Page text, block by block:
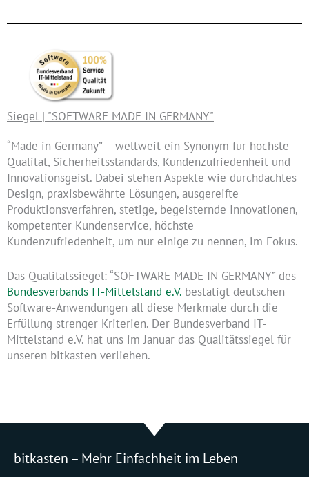
Siegel | "SOFTWARE MADE IN GERMANY"
“Made in Germany” – weltweit ein Synonym für höchste
Qualität, Sicherheitsstandards, Kundenzufriedenheit und
Innovationsgeist. Dabei stehen Aspekte wie durchdachtes
Design, praxisbewährte Lösungen, ausgereifte
Produktionsverfahren, stetige, begeisternde Innovationen,
kompetenter Kundenservice, höchste
Kundenzufriedenheit, um nur einige zu nennen, im Fokus.
Das Qualitätssiegel: “SOFTWARE MADE IN GERMANY” des
Bundesverbands IT-Mittelstand e.V. bestätigt deutschen
Software-Anwendungen all diese Merkmale durch die
Erfüllung strenger Kriterien. Der Bundesverband IT-
Mittelstand e.V. hat uns im Januar das Qualitätssiegel für
unseren bitkasten verliehen.
bitkasten – Mehr Einfachheit im Leben